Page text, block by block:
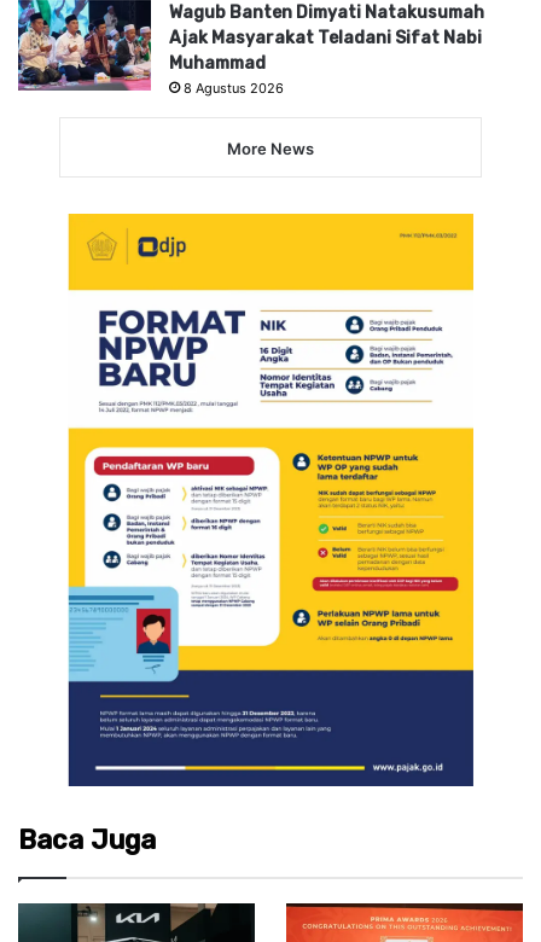
Wagub Banten Dimyati Natakusumah
Ajak Masyarakat Teladani Sifat Nabi
Muhammad
8 Agustus 2026
More News
Baca Juga